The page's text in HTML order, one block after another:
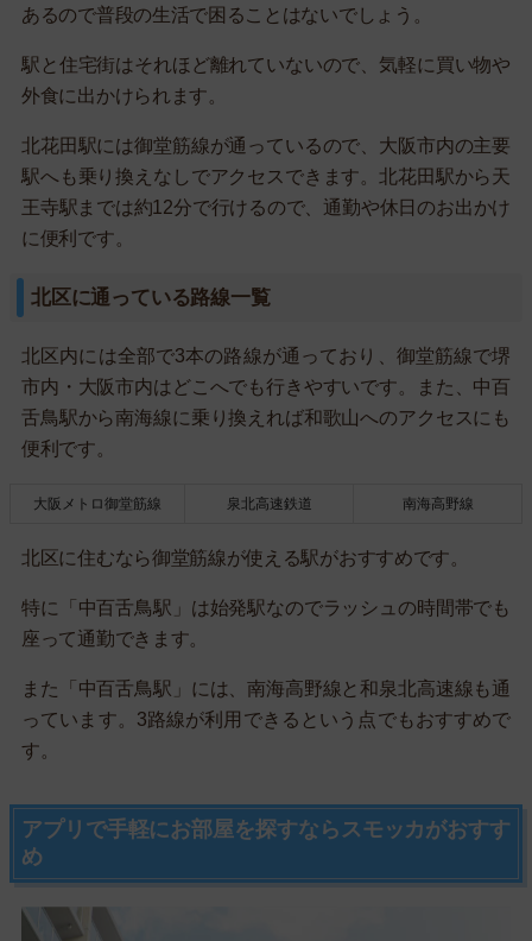
あるので普段の生活で困ることはないでしょう。
駅と住宅街はそれほど離れていないので、気軽に買い物や
外食に出かけられます。
北花田駅には御堂筋線が通っているので、大阪市内の主要
駅へも乗り換えなしでアクセスできます。北花田駅から天
王寺駅までは約12分で行けるので、通勤や休日のお出かけ
に便利です。
北区に通っている路線一覧
北区内には全部で3本の路線が通っており、御堂筋線で堺
市内・大阪市内はどこへでも行きやすいです。また、中百
舌鳥駅から南海線に乗り換えれば和歌山へのアクセスにも
便利です。
大阪メトロ御堂筋線 泉北高速鉄道 南海高野線
北区に住むなら御堂筋線が使える駅がおすすめです。
特に「中百舌鳥駅」は始発駅なのでラッシュの時間帯でも
座って通勤できます。
また「中百舌鳥駅」には、南海高野線と和泉北高速線も通
っています。3路線が利用できるという点でもおすすめで
す。
アプリで手軽にお部屋を探すならスモッカがおすす
め